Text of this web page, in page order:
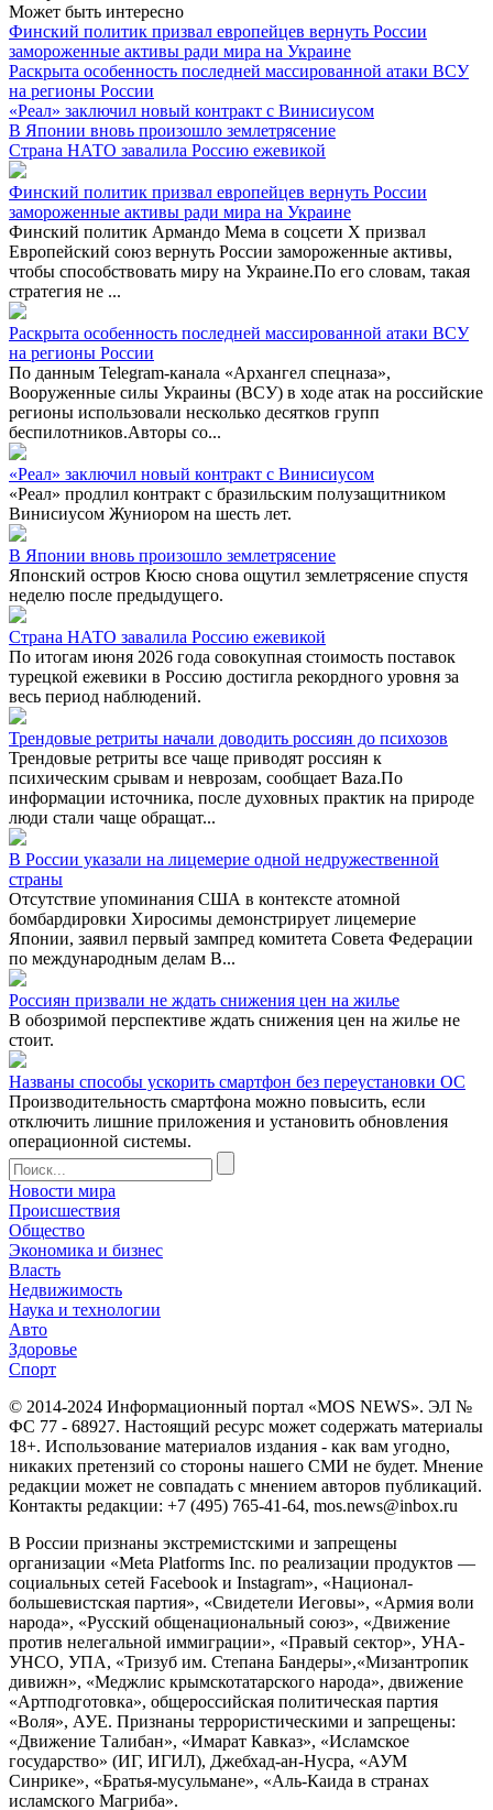
Может быть интересно
Финский политик призвал европейцев вернуть России
замороженные активы ради мира на Украине
Раскрыта особенность последней массированной атаки ВСУ
на регионы России
«Реал» заключил новый контракт с Винисиусом
В Японии вновь произошло землетрясение
Страна НАТО завалила Россию ежевикой
Финский политик призвал европейцев вернуть России
замороженные активы ради мира на Украине
Финский политик Армандо Мема в соцсети X призвал
Европейский союз вернуть России замороженные активы,
чтобы способствовать миру на Украине.По его словам, такая
стратегия не ...
Раскрыта особенность последней массированной атаки ВСУ
на регионы России
По данным Telegram-канала «Архангел спецназа»,
Вооруженные силы Украины (ВСУ) в ходе атак на российские
регионы использовали несколько десятков групп
беспилотников.Авторы со...
«Реал» заключил новый контракт с Винисиусом
«Реал» продлил контракт с бразильским полузащитником
Винисиусом Жуниором на шесть лет.
В Японии вновь произошло землетрясение
Японский остров Кюсю снова ощутил землетрясение спустя
неделю после предыдущего.
Страна НАТО завалила Россию ежевикой
По итогам июня 2026 года совокупная стоимость поставок
турецкой ежевики в Россию достигла рекордного уровня за
весь период наблюдений.
Трендовые ретриты начали доводить россиян до психозов
Трендовые ретриты все чаще приводят россиян к
психическим срывам и неврозам, сообщает Baza.По
информации источника, после духовных практик на природе
люди стали чаще обращат...
В России указали на лицемерие одной недружественной
страны
Отсутствие упоминания США в контексте атомной
бомбардировки Хиросимы демонстрирует лицемерие
Японии, заявил первый зампред комитета Совета Федерации
по международным делам В...
Россиян призвали не ждать снижения цен на жилье
В обозримой перспективе ждать снижения цен на жилье не
стоит.
Названы способы ускорить смартфон без переустановки ОС
Производительность смартфона можно повысить, если
отключить лишние приложения и установить обновления
операционной системы.
Новости мира
Происшествия
Общество
Экономика и бизнес
Власть
Недвижимость
Наука и технологии
Авто
Здоровье
Спорт
© 2014-2024 Информационный портал «MOS NEWS». ЭЛ №
ФС 77 - 68927. Настоящий ресурс может содержать материалы
18+. Использование материалов издания - как вам угодно,
никаких претензий со стороны нашего СМИ не будет. Мнение
редакции может не совпадать с мнением авторов публикаций.
Контакты редакции: +7 (495) 765-41-64, mos.news@inbox.ru
В России признаны экстремистскими и запрещены
организации «Meta Platforms Inc. по реализации продуктов —
социальных сетей Facebook и Instagram», «Национал-
большевистская партия», «Свидетели Иеговы», «Армия воли
народа», «Русский общенациональный союз», «Движение
против нелегальной иммиграции», «Правый сектор», УНА-
УНСО, УПА, «Тризуб им. Степана Бандеры»,«Мизантропик
дивижн», «Меджлис крымскотатарского народа», движение
«Артподготовка», общероссийская политическая партия
«Воля», АУЕ. Признаны террористическими и запрещены:
«Движение Талибан», «Имарат Кавказ», «Исламское
государство» (ИГ, ИГИЛ), Джебхад-ан-Нусра, «АУМ
Синрике», «Братья-мусульмане», «Аль-Каида в странах
исламского Магриба».